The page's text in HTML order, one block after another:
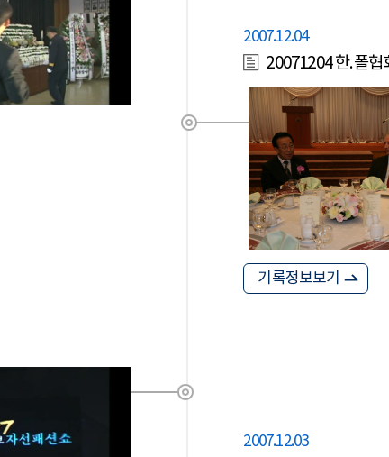
2007.12.04
20071204 한.폴협
기록정보보기
2007.12.03